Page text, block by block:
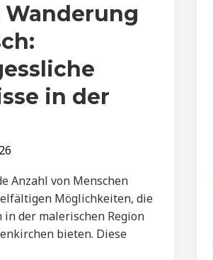
Wanderung
in der
Anzahl von Menschen
Möglichkeiten, die
in der malerischen Region
bieten. Diese